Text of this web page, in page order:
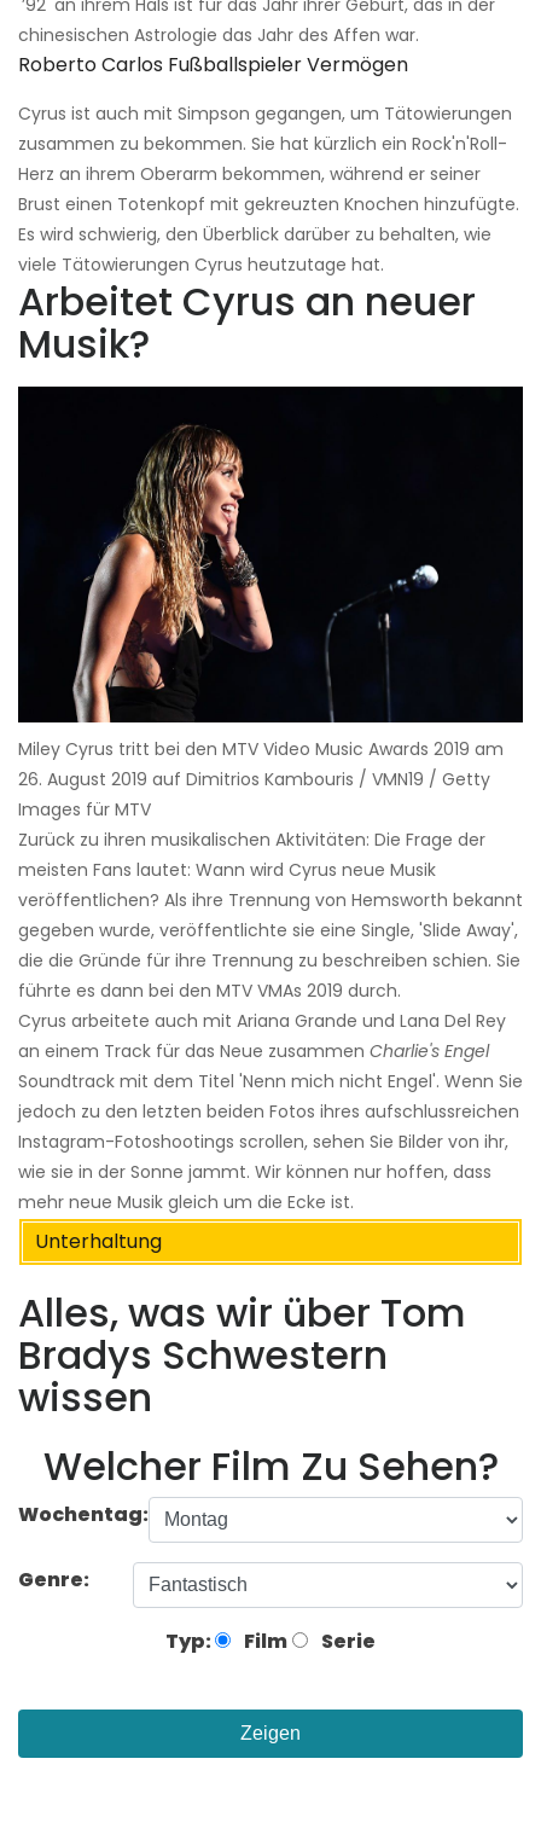
chinesischen Astrologie das Jahr des Affen war.
Roberto Carlos Fußballspieler Vermögen
Cyrus ist auch mit Simpson gegangen, um Tätowierungen
zusammen zu bekommen. Sie hat kürzlich ein Rock'n'Roll-
Herz an ihrem Oberarm bekommen, während er seiner
Brust einen Totenkopf mit gekreuzten Knochen hinzufügte.
Es wird schwierig, den Überblick darüber zu behalten, wie
viele Tätowierungen Cyrus heutzutage hat.
Arbeitet Cyrus an neuer
Musik?
Miley Cyrus tritt bei den MTV Video Music Awards 2019 am
26. August 2019 auf Dimitrios Kambouris / VMN19 / Getty
Images für MTV
Zurück zu ihren musikalischen Aktivitäten: Die Frage der
meisten Fans lautet: Wann wird Cyrus neue Musik
veröffentlichen? Als ihre Trennung von Hemsworth bekannt
gegeben wurde, veröffentlichte sie eine Single, 'Slide Away',
die die Gründe für ihre Trennung zu beschreiben schien. Sie
führte es dann bei den MTV VMAs 2019 durch.
Cyrus arbeitete auch mit Ariana Grande und Lana Del Rey
an einem Track für das Neue zusammen Charlie's Engel
Soundtrack mit dem Titel 'Nenn mich nicht Engel'. Wenn Sie
jedoch zu den letzten beiden Fotos ihres aufschlussreichen
Instagram-Fotoshootings scrollen, sehen Sie Bilder von ihr,
wie sie in der Sonne jammt. Wir können nur hoffen, dass
mehr neue Musik gleich um die Ecke ist.
Unterhaltung
Alles, was wir über Tom
Bradys Schwestern
wissen
Welcher Film Zu Sehen?
Wochentag:
Genre:
Typ: Film Serie
Zeigen